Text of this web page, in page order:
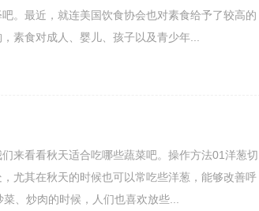
。最近，就连美国饮食协会也对素食给予了较高的
素食对成人、婴儿、孩子以及青少年...
来看看秋天适合吃哪些蔬菜吧。操作方法01洋葱切
尤其在秋天的时候也可以常吃些洋葱，能够改善呼
、炒肉的时候，人们也喜欢放些...